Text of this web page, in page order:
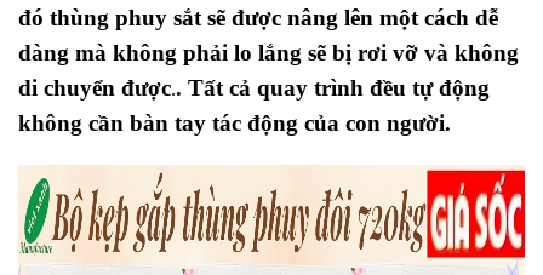
đó thùng phuy sắt sẽ được nâng lên một cách dễ
dàng mà không phải lo lắng sẽ bị rơi vỡ và không
di chuyển được.. Tất cả quay trình đều tự động
không cần bàn tay tác động của con người.